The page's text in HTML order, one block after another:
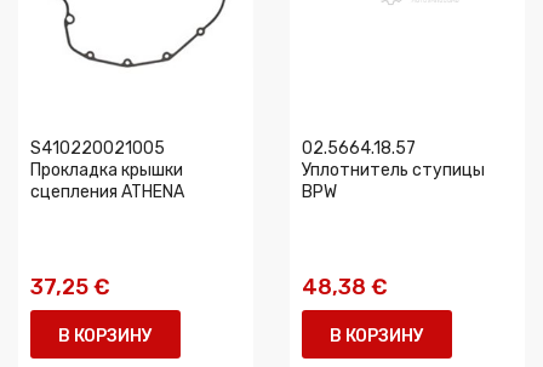
S410220021005
Прокладка крышки
сцепления ATHENA
37,25 €
В КОРЗИНУ
02.5664.18.57
Уплотнитель ступицы
BPW
48,38 €
В КОРЗИНУ